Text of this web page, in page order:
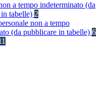
a tempo indeterminato (da
tabelle) 2
non a tempo
(da pubblicare in tabelle) 6